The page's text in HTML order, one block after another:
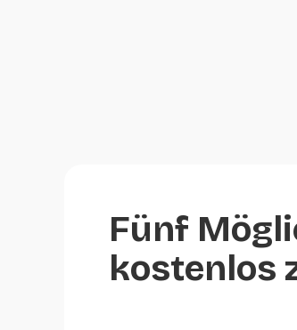
Fünf
kostenlos